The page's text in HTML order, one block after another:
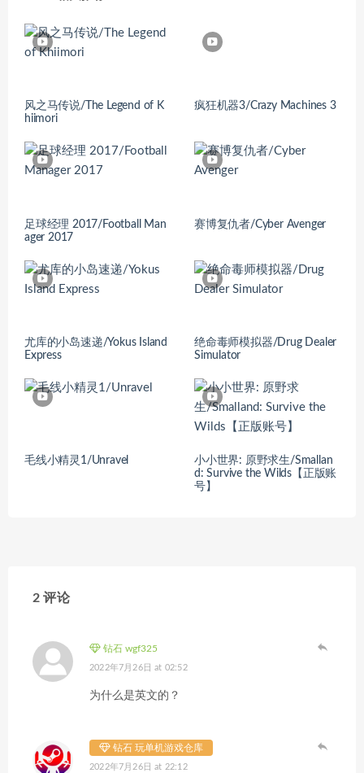
风之马传说/The Legend of K
hiimori
疯狂机器3/Crazy Machines 3
足球经理 2017/Football Man
ager 2017
赛博复仇者/Cyber Avenger
尤库的小岛速递/Yokus Island
Express
绝命毒师模拟器/Drug Dealer
Simulator
毛线小精灵1/Unravel
小小世界: 原野求生/Smallan
d: Survive the Wilds【正版账
号】
2 评论
钻石 wgf325
2022年7月26日 at 02:52
为什么是英文的？
钻石 玩单机游戏仓库
2022年7月26日 at 22:12